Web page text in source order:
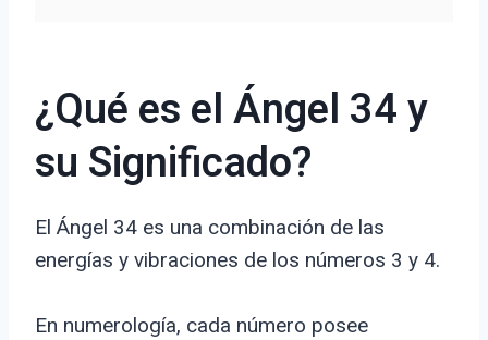
¿Qué es el Ángel 34 y
su Significado?
El Ángel 34 es una combinación de las
energías y vibraciones de los números 3 y 4.
En numerología, cada número posee